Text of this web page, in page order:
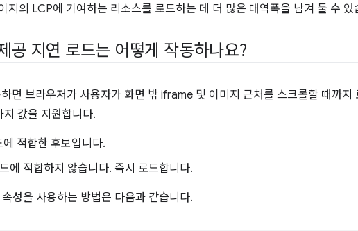
지의 LCP에 기여하는 리소스를 로드하는 데 더 많은 대역폭을 남겨 둘 수 있
공 지연 로드는 어떻게 작동하나요?
면 브라우저가 사용자가 화면 밖 iframe 및 이미지 근처를 스크롤할 때까지
지 값을 지원합니다.
에 적합한 후보입니다.
에 적합하지 않습니다. 즉시 로드합니다.
속성을 사용하는 방법은 다음과 같습니다.